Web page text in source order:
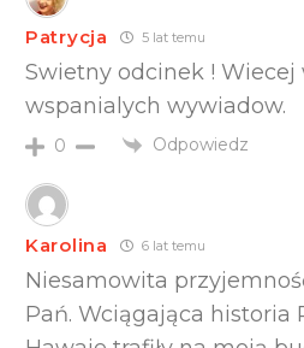
Patrycja 5 lat temu
Swietny odcinek !
wspanialych wywiadow.
0 Odpowiedz
Karolina 6 lat temu
Niesamowita
Pań. Wciągająca historia